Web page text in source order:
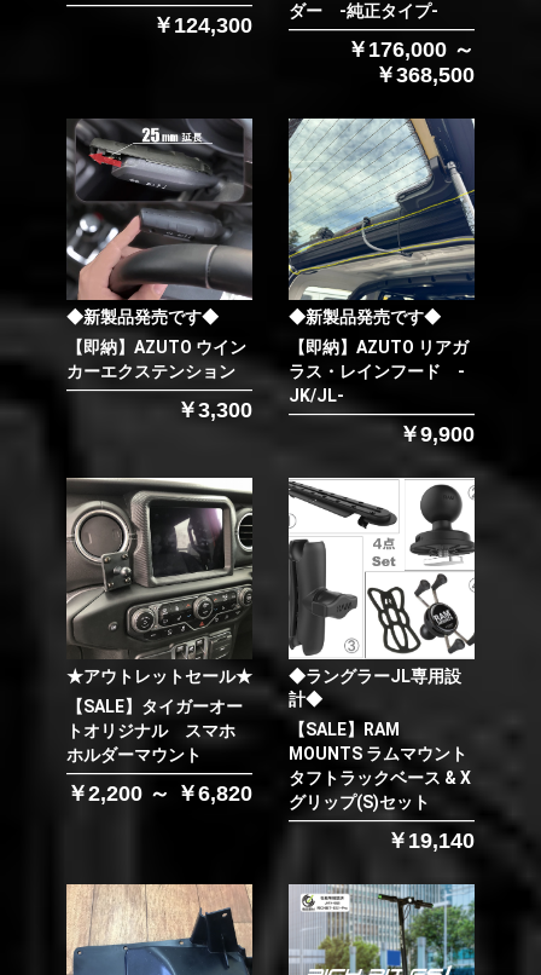
￥124,300
ダー -純正タイプ-
￥176,000 ～
￥368,500
◆新製品発売です◆
【即納】AZUTO ウイン
カーエクステンション
￥3,300
◆新製品発売です◆
【即納】AZUTO リアガ
ラス・レインフード -
JK/JL-
￥9,900
★アウトレットセール★
【SALE】タイガーオー
トオリジナル スマホ
ホルダーマウント
￥2,200 ～ ￥6,820
◆ラングラーJL専用設
計◆
【SALE】RAM
MOUNTS ラムマウント
タフトラックベース & X
グリップ(S)セット
￥19,140